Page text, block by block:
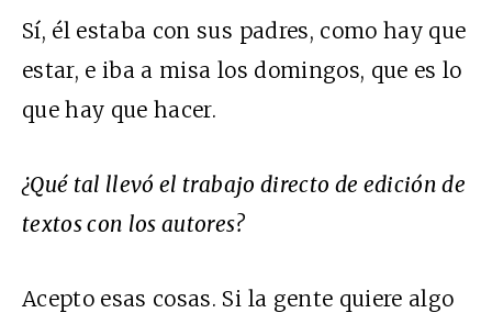
Sí, él estaba con sus padres, como hay que
estar, e iba a misa los domingos, que es lo
que hay que hacer.
¿Qué tal llevó el trabajo directo de edición de
textos con los autores?
Acepto esas cosas. Si la gente quiere algo